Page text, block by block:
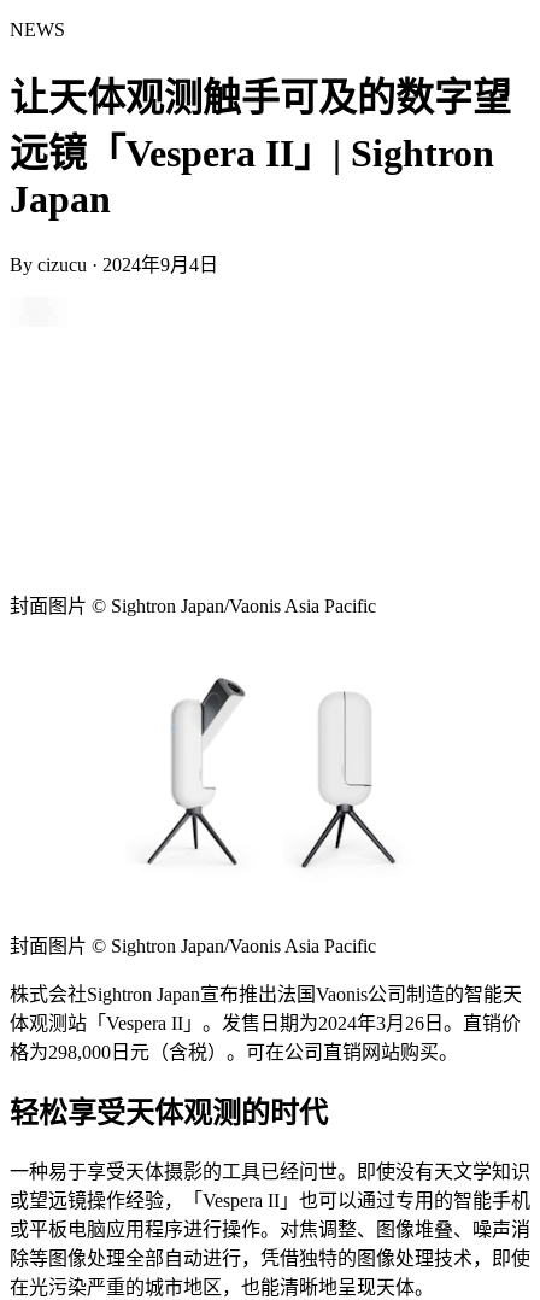
NEWS
让天体观测触手可及的数字望
远镜「Vespera II」| Sightron
Japan
By cizucu · 2024年9月4日
封面图片 © Sightron Japan/Vaonis Asia Pacific
封面图片 © Sightron Japan/Vaonis Asia Pacific
株式会社Sightron Japan宣布推出法国Vaonis公司制造的智能天
体观测站「Vespera II」。发售日期为2024年3月26日。直销价
格为298,000日元（含税）。可在公司直销网站购买。
轻松享受天体观测的时代
一种易于享受天体摄影的工具已经问世。即使没有天文学知识
或望远镜操作经验，「Vespera II」也可以通过专用的智能手机
或平板电脑应用程序进行操作。对焦调整、图像堆叠、噪声消
除等图像处理全部自动进行，凭借独特的图像处理技术，即使
在光污染严重的城市地区，也能清晰地呈现天体。